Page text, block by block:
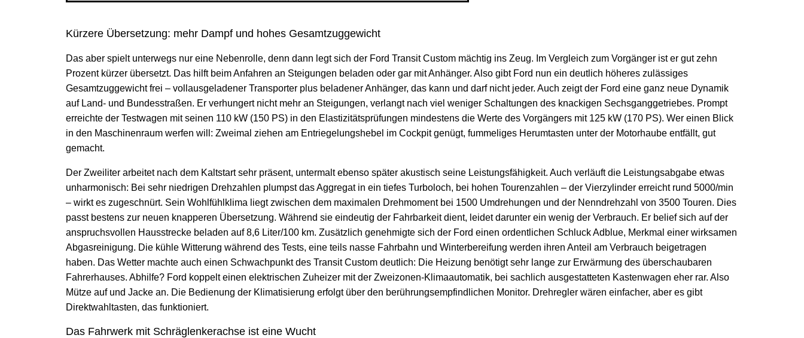
Kürzere Übersetzung: mehr Dampf und hohes Gesamtzuggewicht
Das aber spielt unterwegs nur eine Nebenrolle, denn dann legt sich der Ford Transit Custom mächtig ins Zeug. Im Vergleich zum Vorgänger ist er gut zehn
Prozent kürzer übersetzt. Das hilft beim Anfahren an Steigungen beladen oder gar mit Anhänger. Also gibt Ford nun ein deutlich höheres zulässiges
Gesamtzuggewicht frei – vollausgeladener Transporter plus beladener Anhänger, das kann und darf nicht jeder. Auch zeigt der Ford eine ganz neue Dynamik
auf Land- und Bundesstraßen. Er verhungert nicht mehr an Steigungen, verlangt nach viel weniger Schaltungen des knackigen Sechsganggetriebes. Prompt
erreichte der Testwagen mit seinen 110 kW (150 PS) in den Elastizitätsprüfungen mindestens die Werte des Vorgängers mit 125 kW (170 PS). Wer einen Blick
in den Maschinenraum werfen will: Zweimal ziehen am Entriegelungshebel im Cockpit genügt, fummeliges Herumtasten unter der Motorhaube entfällt, gut
gemacht.
Der Zweiliter arbeitet nach dem Kaltstart sehr präsent, untermalt ebenso später akustisch seine Leistungsfähigkeit. Auch verläuft die Leistungsabgabe etwas
unharmonisch: Bei sehr niedrigen Drehzahlen plumpst das Aggregat in ein tiefes Turboloch, bei hohen Tourenzahlen – der Vierzylinder erreicht rund 5000/min
– wirkt es zugeschnürt. Sein Wohlfühlklima liegt zwischen dem maximalen Drehmoment bei 1500 Umdrehungen und der Nenndrehzahl von 3500 Touren. Dies
passt bestens zur neuen knapperen Übersetzung. Während sie eindeutig der Fahrbarkeit dient, leidet darunter ein wenig der Verbrauch. Er belief sich auf der
anspruchsvollen Hausstrecke beladen auf 8,6 Liter/100 km. Zusätzlich genehmigte sich der Ford einen ordentlichen Schluck Adblue, Merkmal einer wirksamen
Abgasreinigung. Die kühle Witterung während des Tests, eine teils nasse Fahrbahn und Winterbereifung werden ihren Anteil am Verbrauch beigetragen
haben. Das Wetter machte auch einen Schwachpunkt des Transit Custom deutlich: Die Heizung benötigt sehr lange zur Erwärmung des überschaubaren
Fahrerhauses. Abhilfe? Ford koppelt einen elektrischen Zuheizer mit der Zweizonen-Klimaautomatik, bei sachlich ausgestatteten Kastenwagen eher rar. Also
Mütze auf und Jacke an. Die Bedienung der Klimatisierung erfolgt über den berührungsempfindlichen Monitor. Drehregler wären einfacher, aber es gibt
Direktwahltasten, das funktioniert.
Das Fahrwerk mit Schräglenkerachse ist eine Wucht